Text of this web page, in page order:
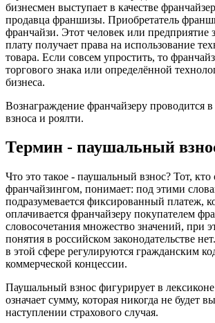
бизнесмен выступает в качестве
продавца франшизы. Приобретатель
франчайзи. Этот человек или предприятие
плату получает права на использование
товара. Если совсем упростить, то
торгового знака или определённой
бизнеса.
Вознаграждение франчайзеру проводится
взноса и роялти.
Термин - паушальный
Что это такое - паушальный взнос? Тот, кто
франчайзингом, понимает: под этими
подразумевается фиксированный платеж,
оплачивается франчайзеру покупателем
словосочетания множество значений, при
понятия в российском законодательстве
в этой сфере регулируются гражданским
коммерческой концессии.
Паушальный взнос фигурирует в
означает сумму, которая никогда не будет
наступлении страхового случая.